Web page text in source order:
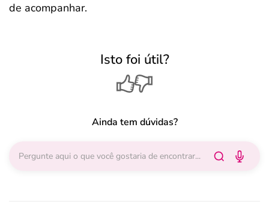
de acompanhar.
Isto foi útil?
Ainda tem dúvidas?